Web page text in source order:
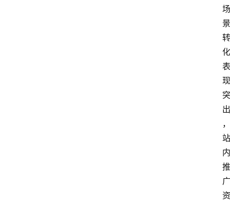
场
景
转
化
表
现
突
出
，
站
内
推
广
资